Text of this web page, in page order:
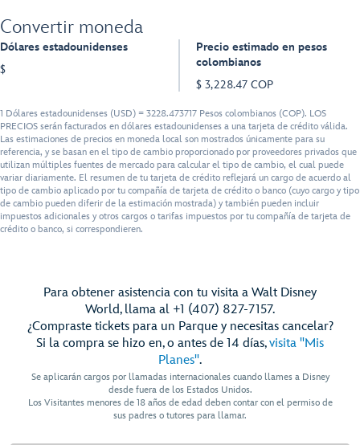
Convertir moneda
Dólares estadounidenses
$
Precio estimado en pesos
colombianos
$ 3,228.47 COP
1 Dólares estadounidenses (USD) = 3228.473717 Pesos colombianos (COP). LOS
PRECIOS serán facturados en dólares estadounidenses a una tarjeta de crédito válida.
Las estimaciones de precios en moneda local son mostrados únicamente para su
referencia, y se basan en el tipo de cambio proporcionado por proveedores privados que
utilizan múltiples fuentes de mercado para calcular el tipo de cambio, el cual puede
variar diariamente. El resumen de tu tarjeta de crédito reflejará un cargo de acuerdo al
tipo de cambio aplicado por tu compañía de tarjeta de crédito o banco (cuyo cargo y tipo
de cambio pueden diferir de la estimación mostrada) y también pueden incluir
impuestos adicionales y otros cargos o tarifas impuestos por tu compañía de tarjeta de
crédito o banco, si correspondieren.
Para obtener asistencia con tu visita a Walt Disney
World, llama al +1 (407) 827-7157.
¿Compraste tickets para un Parque y necesitas cancelar?
Si la compra se hizo en, o antes de 14 días,visita "Mis
Planes".
Se aplicarán cargos por llamadas internacionales cuando llames a Disney
desde fuera de los Estados Unidos.
Los Visitantes menores de 18 años de edad deben contar con el permiso de
sus padres o tutores para llamar.